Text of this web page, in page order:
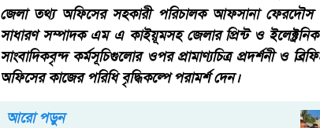
জেলা তথ্য অফিসের সহকারী পরিচালক আফসানা ফেরদৌস
সাধারণ সম্পাদক এম এ কাইয়ূমসহ জেলার প্রিন্ট ও
সাংবাদিকবৃন্দ কর্মসূচিগুলোর ওপর প্রামাণ্যচিত্র প্রদর্শনী ও
অফিসের কাজের পরিধি বৃদ্ধিকল্পে পরামর্শ দেন।
আরো পড়ুন